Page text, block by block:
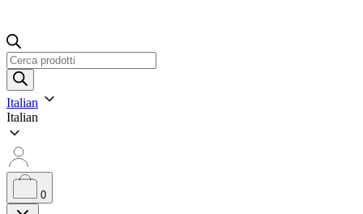
Ricerca
prodotti
Italian
Italian
0